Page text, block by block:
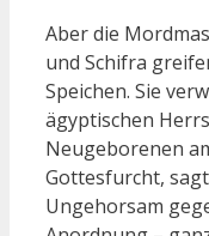
Aber die
und Schifra
Speichen. Sie
ägyptischen
Neugeborenen
Gottesfurcht,
Ungehorsam